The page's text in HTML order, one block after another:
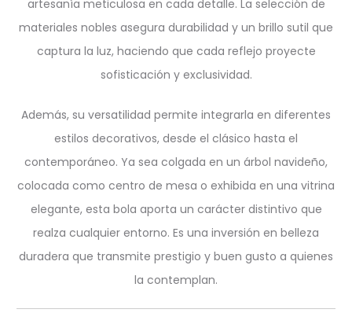
artesanía meticulosa en cada detalle. La selección de
materiales nobles asegura durabilidad y un brillo sutil que
captura la luz, haciendo que cada reflejo proyecte
sofisticación y exclusividad.
Además, su versatilidad permite integrarla en diferentes
estilos decorativos, desde el clásico hasta el
contemporáneo. Ya sea colgada en un árbol navideño,
colocada como centro de mesa o exhibida en una vitrina
elegante, esta bola aporta un carácter distintivo que
realza cualquier entorno. Es una inversión en belleza
duradera que transmite prestigio y buen gusto a quienes
la contemplan.